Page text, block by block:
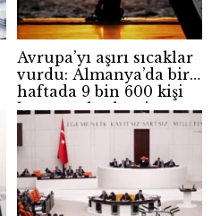
Avrupa’yı aşırı sıcaklar
vurdu: Almanya’da bir
haftada 9 bin 600 kişi
hayatını kaybetti